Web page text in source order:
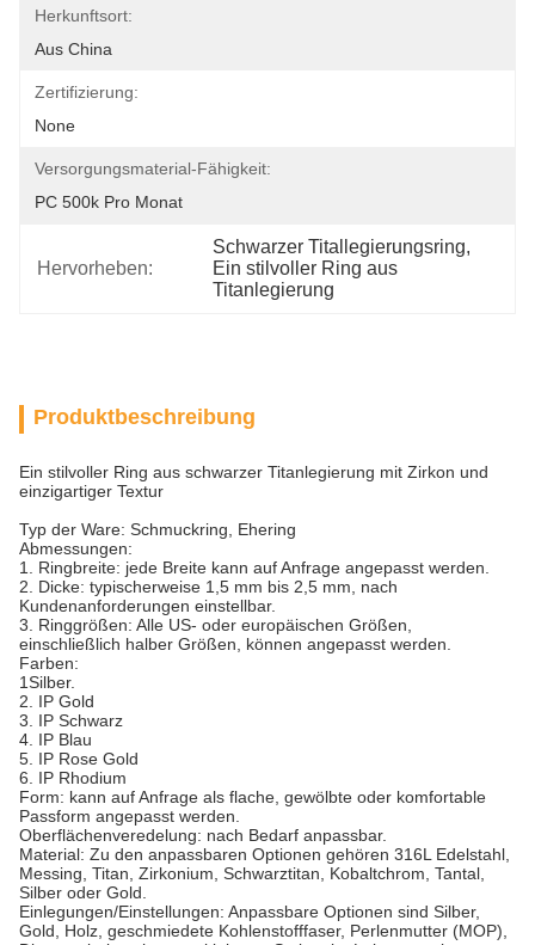
Herkunftsort:
Aus China
Zertifizierung:
None
Versorgungsmaterial-Fähigkeit:
PC 500k Pro Monat
Hervorheben:
Schwarzer Titallegierungsring,
Ein stilvoller Ring aus
Titanlegierung
Produktbeschreibung
Ein stilvoller Ring aus schwarzer Titanlegierung mit Zirkon und
einzigartiger Textur
Typ der Ware: Schmuckring, Ehering
Abmessungen:
1. Ringbreite: jede Breite kann auf Anfrage angepasst werden.
2. Dicke: typischerweise 1,5 mm bis 2,5 mm, nach
Kundenanforderungen einstellbar.
3. Ringgrößen: Alle US- oder europäischen Größen,
einschließlich halber Größen, können angepasst werden.
Farben:
1Silber.
2. IP Gold
3. IP Schwarz
4. IP Blau
5. IP Rose Gold
6. IP Rhodium
Form: kann auf Anfrage als flache, gewölbte oder komfortable
Passform angepasst werden.
Oberflächenveredelung: nach Bedarf anpassbar.
Material: Zu den anpassbaren Optionen gehören 316L Edelstahl,
Messing, Titan, Zirkonium, Schwarztitan, Kobaltchrom, Tantal,
Silber oder Gold.
Einlegungen/Einstellungen: Anpassbare Optionen sind Silber,
Gold, Holz, geschmiedete Kohlenstofffaser, Perlenmutter (MOP),